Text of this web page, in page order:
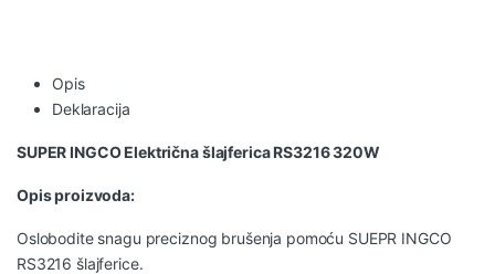
Opis
Deklaracija
SUPER INGCO Električna šlajferica RS3216 320W
Opis proizvoda:
Oslobodite snagu preciznog brušenja pomoću SUEPR INGCO
RS3216 šlajferice.